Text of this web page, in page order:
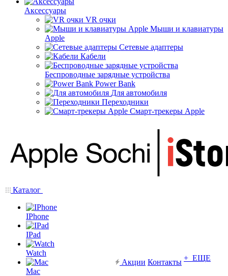
Аксессуары
VR очки
Мыши и клавиатуры
Apple
Сетевые адаптеры
Кабели
Беспроводные зарядные устройства
Power Bank
Для автомобиля
Переходники
Смарт-трекеры Apple
Каталог
IPhone
IPad
Watch
Mac
Акции Контакты + ЕЩЕ